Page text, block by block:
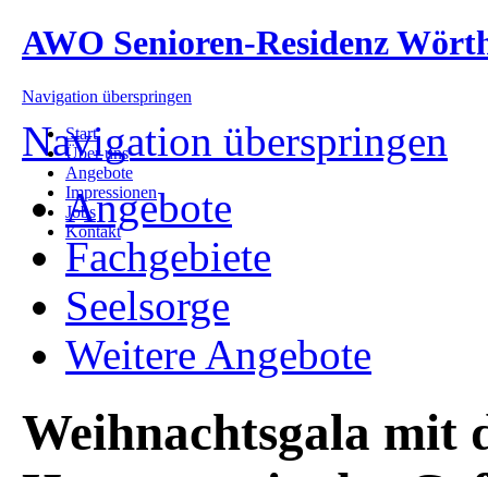
AWO Senioren-Residenz
Navigation überspringen
Start
Über uns
Angebote
Impressionen
Jobs
Kontakt
Navigation überspringen
Angebote
Fachgebiete
Seelsorge
Weitere Angebote
Weihnachtsgala mit